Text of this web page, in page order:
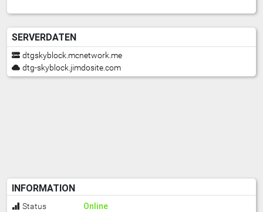
SERVERDATEN
dtgskyblock.mcnetwork.me
dtg-skyblock.jimdosite.com
INFORMATION
Status Online